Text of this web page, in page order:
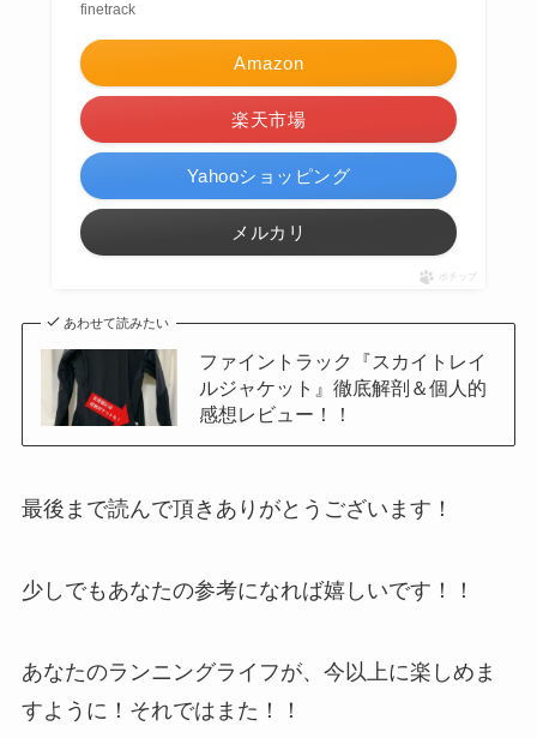
finetrack
Amazon
楽天市場
Yahooショッピング
メルカリ
ポチップ
あわせて読みたい
ファイントラック『スカイトレイ
ルジャケット』徹底解剖＆個人的
感想レビュー！！
最後まで読んで頂きありがとうございます！
少しでもあなたの参考になれば嬉しいです！！
あなたのランニングライフが、今以上に楽しめま
すように！それではまた！！